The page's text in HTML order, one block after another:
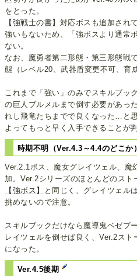
をとった。
【強戦士の書】 対応ボスも追加され
強いもないため、「強ボスより通常
ない。
なお、魔勇者第二形態・第三形態戦
態（レベル20、武器盾変更不可、育
これまで「強い」のみでスキルブッ
の巨人ブルメルまで倒す必要があっ
れし飛竜たちまでで良くなった…と
よってもっと早く入手できることが
時期不明（Ver.4.3～4.4のどこか
Ver.2.1ボス、魔女グレイツェル、魔
加。Ver.2シリーズのほとんどのスト
【強ボス】
と同じく、グレイツェルは
挑めないので注意。
スキルブックだけなら魔導鬼ベゼブ
レイツェルを倒せば良く、Ver.2ス
になった。
Ver.4.5後期